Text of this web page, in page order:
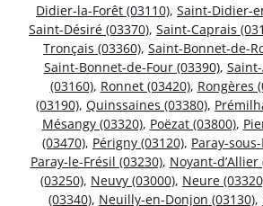
Didier-la-Forêt (03110), Saint-Didier-
Saint-Désiré (03370), Saint-Caprais
Tronçais (03360), Saint-Bonnet-de-
Saint-Bonnet-de-Four (03390),
(03160), Ronnet (03420), Rongères
(03190), Quinssaines (03380),
Mésangy (03320), Poëzat (03800),
(03470), Périgny (03120), Paray-
Paray-le-Frésil (03230), Noyant-d’Allier
(03250), Neuvy (03000), Neure
(03340), Neuilly-en-Donjon (03130),